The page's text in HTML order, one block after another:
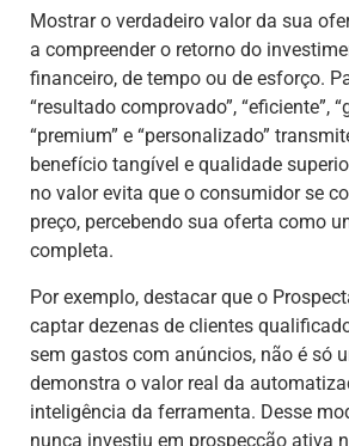
Mostrar o verdadeiro valor da sua
a compreender o retorno do
financeiro, de tempo ou de esforço.
“resultado comprovado”, “eficiente”,
“premium” e “personalizado”
benefício tangível e qualidade
no valor evita que o consumidor se
preço, percebendo sua oferta como
completa.
Por exemplo, destacar que o
captar dezenas de clientes
sem gastos com anúncios, não é só
demonstra o valor real da
inteligência da ferramenta. Desse
nunca investiu em prospecção ativa